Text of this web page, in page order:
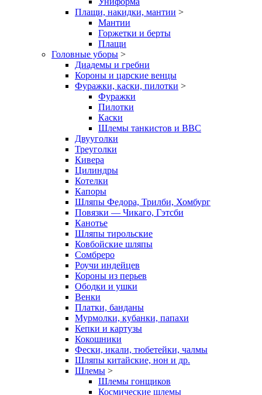
Плащи, накидки, мантии >
Мантии
Горжетки и берты
Плащи
Головные уборы >
Диадемы и гребни
Короны и царские венцы
Фуражки, каски, пилотки >
Фуражки
Пилотки
Каски
Шлемы танкистов и ВВС
Двууголки
Треуголки
Кивера
Цилиндры
Котелки
Капоры
Шляпы Федора, Трилби, Хомбург
Повязки — Чикаго, Гэтсби
Канотье
Шляпы тирольские
Ковбойские шляпы
Сомбреро
Роучи индейцев
Короны из перьев
Ободки и ушки
Венки
Платки, банданы
Мурмолки, кубанки, папахи
Кепки и картузы
Кокошники
Фески, икали, тюбетейки, чалмы
Шляпы китайские, нон и др.
Шлемы >
Шлемы гонщиков
Космические шлемы